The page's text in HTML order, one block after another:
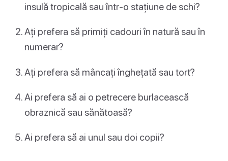
insulă tropicală sau într-o stațiune de schi?
Ați prefera să primiți cadouri în natură sau în
numerar?
Ați prefera să mâncați înghețată sau tort?
Ai prefera să ai o petrecere burlacească
obraznică sau sănătoasă?
Ai prefera să ai unul sau doi copii?